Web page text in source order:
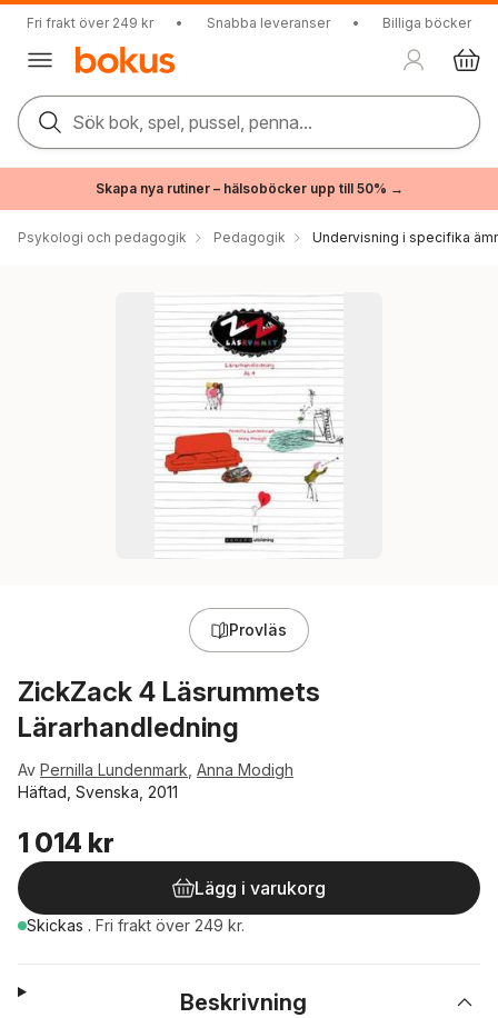
Fri frakt över 249 kr • Snabba leveranser • Billiga böcker
Sök bok, spel, pussel, penna...
Skapa nya rutiner – hälsoböcker upp till 50% →
Psykologi och pedagogik Pedagogik Undervisning i specifika
Provläs
ZickZack 4 Läsrummets
Lärarhandledning
Av Pernilla Lundenmark Anna Modigh
Häftad, Svenska, 2011
1 014 kr
Lägg i varukorg
Skickas . Fri frakt över 249 kr.
Beskrivning